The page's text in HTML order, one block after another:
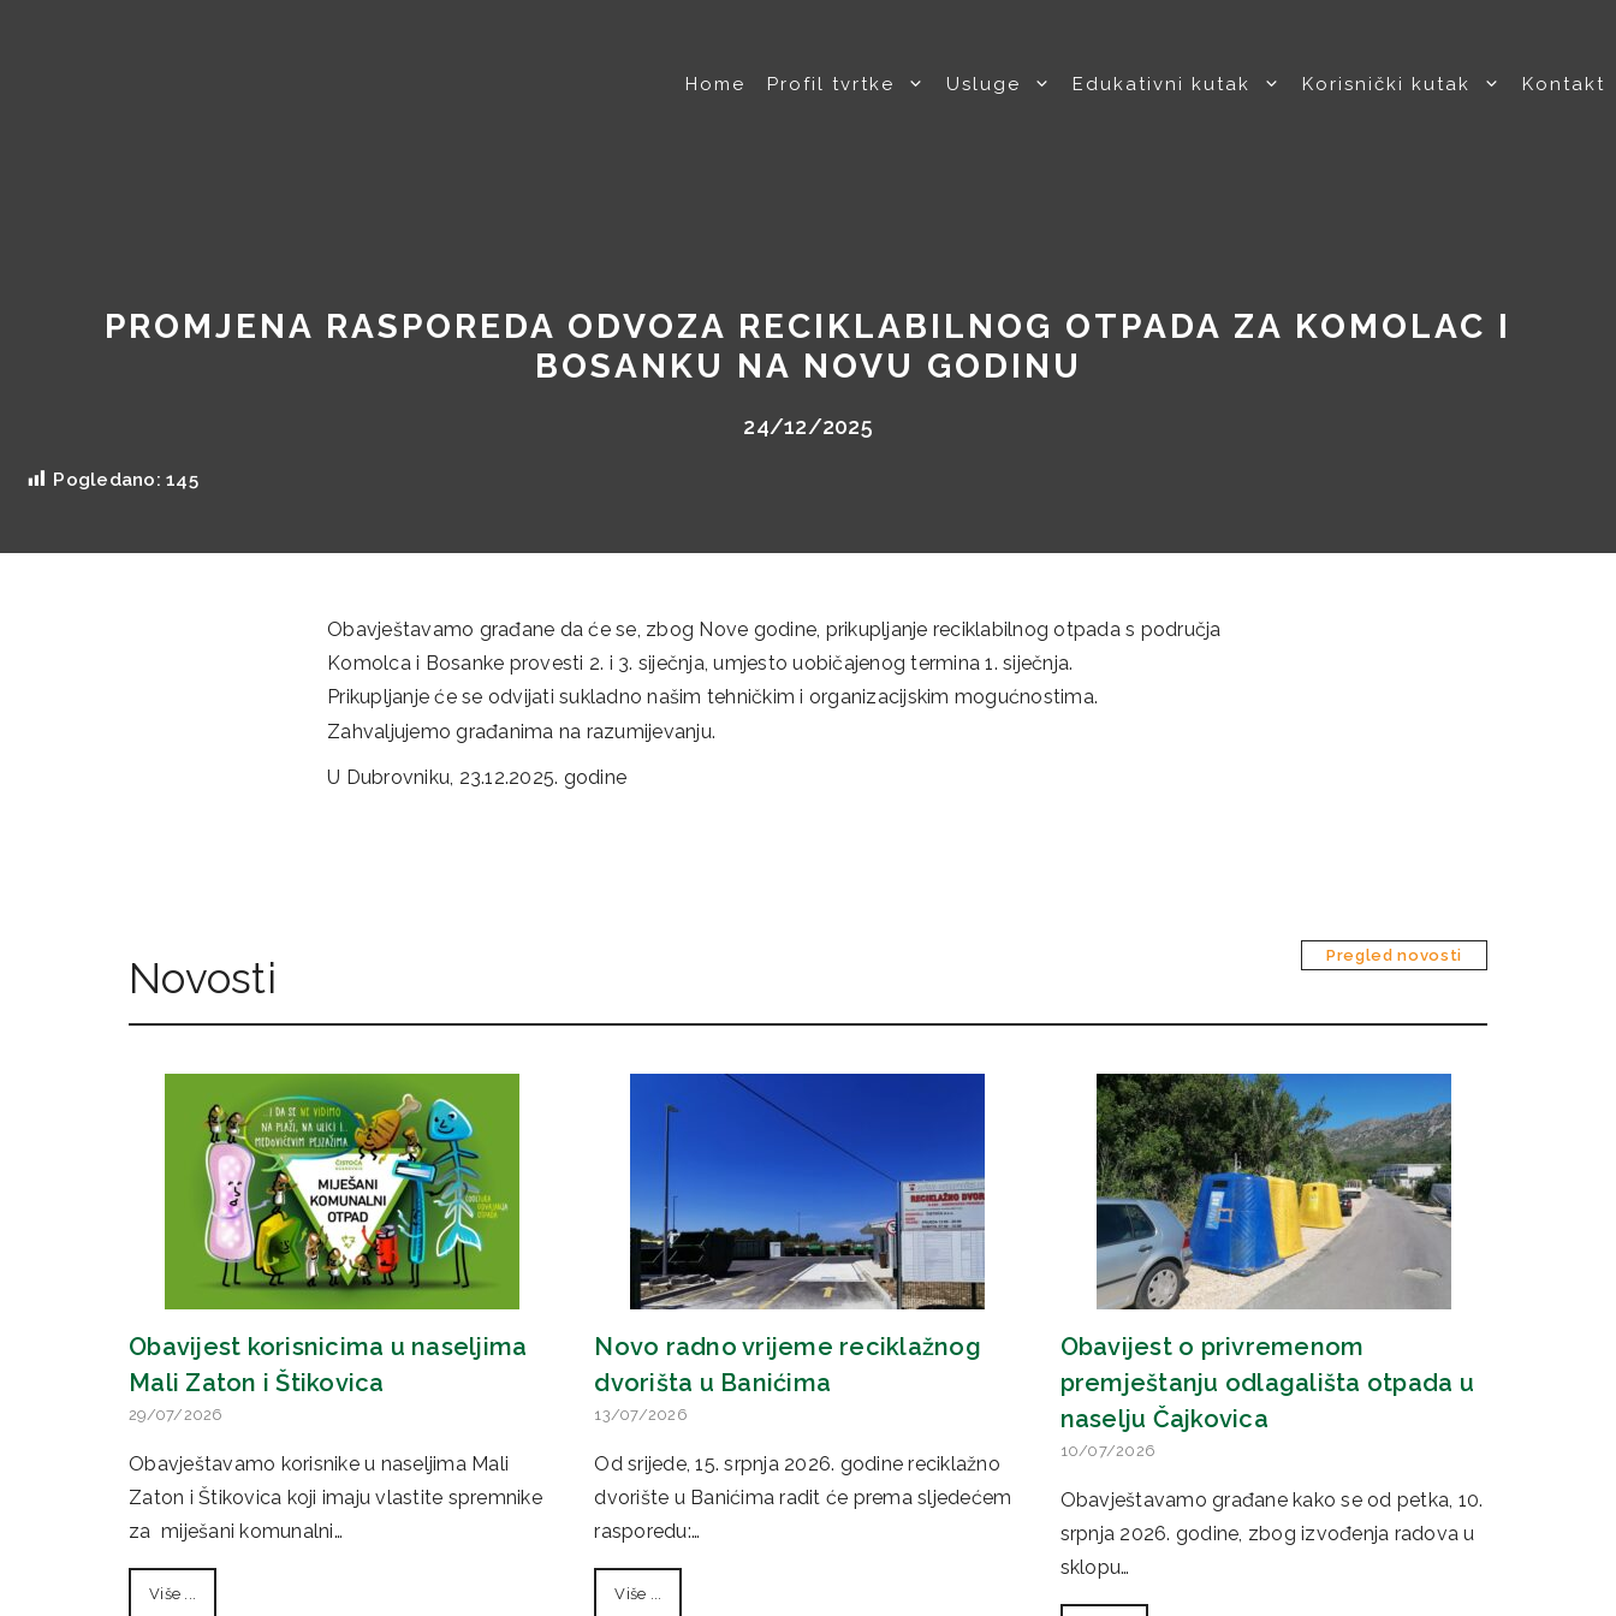
Home Profil tvrtke Usluge Edukativni kutak Korisnički kutak Kontakt
PROMJENA RASPOREDA ODVOZA RECIKLABILNOG OTPADA ZA KOMOLAC I
BOSANKU NA NOVU GODINU
24/12/2025
Pogledano: 145
Obavještavamo građane da će se, zbog Nove godine, prikupljanje reciklabilnog otpada s područja
Komolca i Bosanke provesti 2. i 3. siječnja, umjesto uobičajenog termina 1. siječnja.
Prikupljanje će se odvijati sukladno našim tehničkim i organizacijskim mogućnostima.
Zahvaljujemo građanima na razumijevanju.
U Dubrovniku, 23.12.2025. godine
Novosti Pregled novosti
Obavijest korisnicima u naseljima
Mali Zaton i Štikovica
29/07/2026
Obavještavamo korisnike u naseljima Mali
Zaton i Štikovica koji imaju vlastite spremnike
za miješani komunalni…
Više ...
Novo radno vrijeme reciklažnog
dvorišta u Banićima
13/07/2026
Od srijede, 15. srpnja 2026. godine reciklažno
dvorište u Banićima radit će prema sljedećem
rasporedu:…
Više ...
Obavijest o privremenom
premještanju odlagališta otpada u
naselju Čajkovica
10/07/2026
Obavještavamo građane kako se od petka, 10.
srpnja 2026. godine, zbog izvođenja radova u
sklopu…